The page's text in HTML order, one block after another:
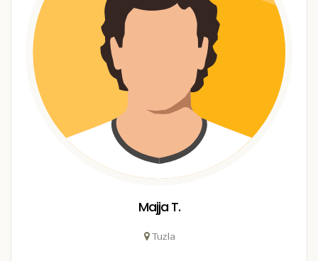
Majja T.
Tuzla